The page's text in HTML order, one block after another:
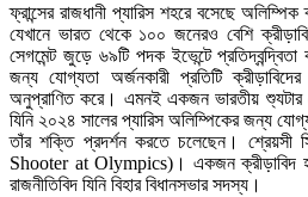
ফ্রান্সের রাজধানী প্যারিস শহরে বসেছে
যেখানে ভারত থেকে ১০০ জনেরও বেশি
সেগমেন্ট জুড়ে ৬৯টি পদক ইভেন্টে
জন্য যোগ্যতা অর্জনকারী প্রতিটি
অনুপ্রাণিত করে। এমনই একজন ভারতীয়
যিনি ২০২৪ সালের প্যারিস অলিম্পিকের জন্য
তাঁর শক্তি প্রদর্শন করতে চলেছেন।
Shooter at Olympics)। একজন ক্রীড়াবিদ
রাজনীতিবিদ যিনি বিহার বিধানসভার সদস্য।